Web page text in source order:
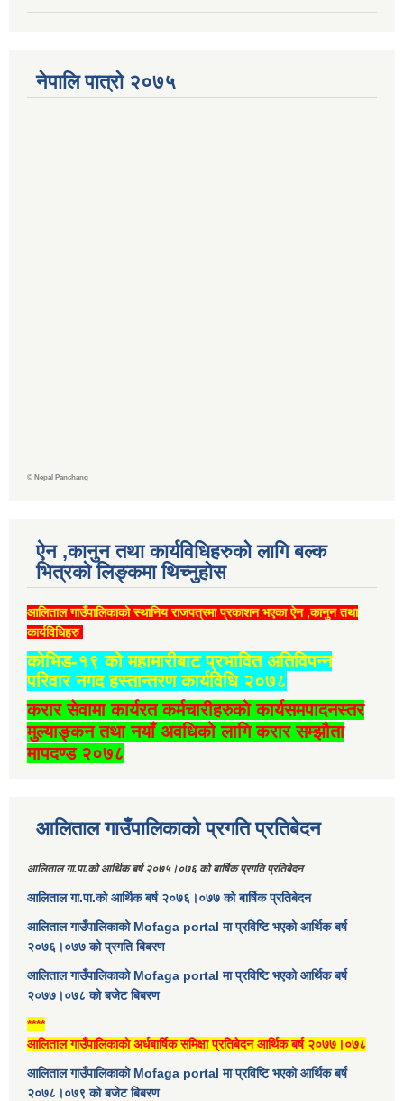
नेपालि पात्रो २०७५
© Nepal Panchang
ऐन ,कानुन तथा कार्यविधिहरुको लागि बल्क
भित्रको लिङ्कमा थिच्‍नुहोस
आलिताल गाउँपालिकाको स्थानिय राजपत्रमा प्रकाशन भएका ऐन ,कानुन तथा
कार्यविधिहरु
कोभिड-१९ को महामारीबाट प्रभावित अतिविपन्न
परिवार नगद हस्तान्तरण कार्यविधि २०७८
करार सेवामा कार्यरत कर्मचारीहरुको कार्यसमपादनस्तर
मुल्याङ्कन तथा नयाँ अवधिको लागि करार सम्झौता
मापदण्ड २०७८
आलिताल गाउँपालिकाको प्रगति प्रतिबेदन
आलिताल गा.पा.को आर्थिक बर्ष २०७५।०७६ को बार्षिक प्रगति प्रतिबेदन
आलिताल गा.पा.को आर्थिक बर्ष २०७६।०७७ को बार्षिक प्रतिबेदन
आलिताल गाउँपालिकाको Mofaga portal मा प्रविष्टि भएको आर्थिक बर्ष
२०७६।०७७ को प्रगति बिबरण
आलिताल गाउँपालिकाको Mofaga portal मा प्रविष्टि भएको आर्थिक बर्ष
२०७७।०७८ को बजेट बिबरण
****
आलिताल गाउँपालिकाको अर्धबार्षिक समिक्षा प्रतिबेदन आर्थिक बर्ष २०७७।०७८
आलिताल गाउँपालिकाको Mofaga portal मा प्रविष्टि भएको आर्थिक बर्ष
२०७८।०७९ को बजेट बिबरण